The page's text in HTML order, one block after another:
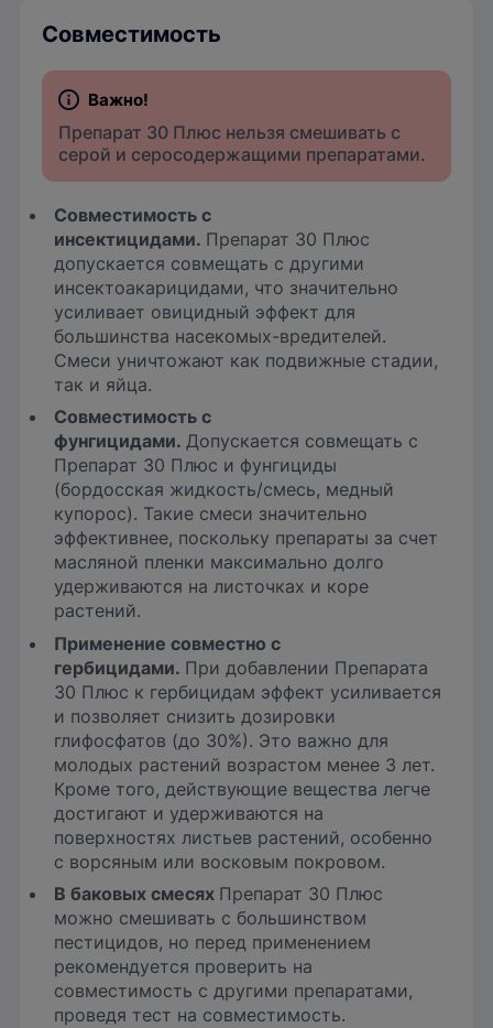
Совместимость
Препарат 30 Плюс нельзя смешивать с
серой и серосодержащими препаратами.
Совместимость с
инсектицидами. Препарат 30 Плюс
допускается совмещать с другими
инсектоакарицидами, что значительно
усиливает овицидный эффект для
большинства насекомых-вредителей.
Смеси уничтожают как подвижные стадии,
так и яйца.
Совместимость с
фунгицидами.Допускается совмещать с
Препарат 30 Плюс и фунгициды
(бордосская жидкость/смесь, медный
купорос). Такие смеси значительно
эффективнее, поскольку препараты за счет
масляной пленки максимально долго
удерживаются на листочках и коре
растений.
Применение совместно с
гербицидами. При добавлении Препарата
30 Плюс к гербицидам эффект усиливается
и позволяет снизить дозировки
глифосфатов (до 30%). Это важно для
молодых растений возрастом менее 3 лет.
Кроме того, действующие вещества легче
достигают и удерживаются на
поверхностях листьев растений, особенно
с ворсяным или восковым покровом.
В баковых смесях Препарат 30 Плюс
можно смешивать с большинством
пестицидов, но перед применением
рекомендуется проверить на
совместимость с другими препаратами,
проведя тест на совместимость.